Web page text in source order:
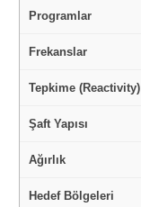
Programlar
Frekanslar
Tepkime (Reactivity)
Şaft Yapısı
Ağırlık
Hedef Bölgeleri